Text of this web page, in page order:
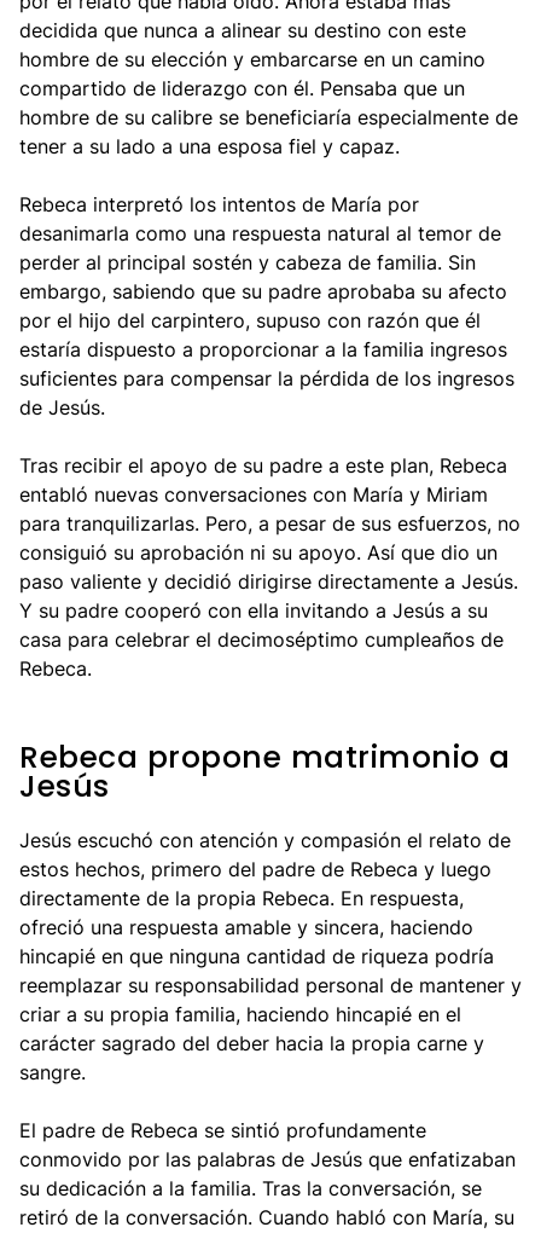
decidida que nunca a alinear su destino con este
hombre de su elección y embarcarse en un camino
compartido de liderazgo con él. Pensaba que un
hombre de su calibre se beneficiaría especialmente de
tener a su lado a una esposa fiel y capaz.
Rebeca interpretó los intentos de María por
desanimarla como una respuesta natural al temor de
perder al principal sostén y cabeza de familia. Sin
embargo, sabiendo que su padre aprobaba su afecto
por el hijo del carpintero, supuso con razón que él
estaría dispuesto a proporcionar a la familia ingresos
suficientes para compensar la pérdida de los ingresos
de Jesús.
Tras recibir el apoyo de su padre a este plan, Rebeca
entabló nuevas conversaciones con María y Miriam
para tranquilizarlas. Pero, a pesar de sus esfuerzos, no
consiguió su aprobación ni su apoyo. Así que dio un
paso valiente y decidió dirigirse directamente a Jesús.
Y su padre cooperó con ella invitando a Jesús a su
casa para celebrar el decimoséptimo cumpleaños de
Rebeca.
Rebeca propone matrimonio a
Jesús
Jesús escuchó con atención y compasión el relato de
estos hechos, primero del padre de Rebeca y luego
directamente de la propia Rebeca. En respuesta,
ofreció una respuesta amable y sincera, haciendo
hincapié en que ninguna cantidad de riqueza podría
reemplazar su responsabilidad personal de mantener y
criar a su propia familia, haciendo hincapié en el
carácter sagrado del deber hacia la propia carne y
sangre.
El padre de Rebeca se sintió profundamente
conmovido por las palabras de Jesús que enfatizaban
su dedicación a la familia. Tras la conversación, se
retiró de la conversación. Cuando habló con María, su